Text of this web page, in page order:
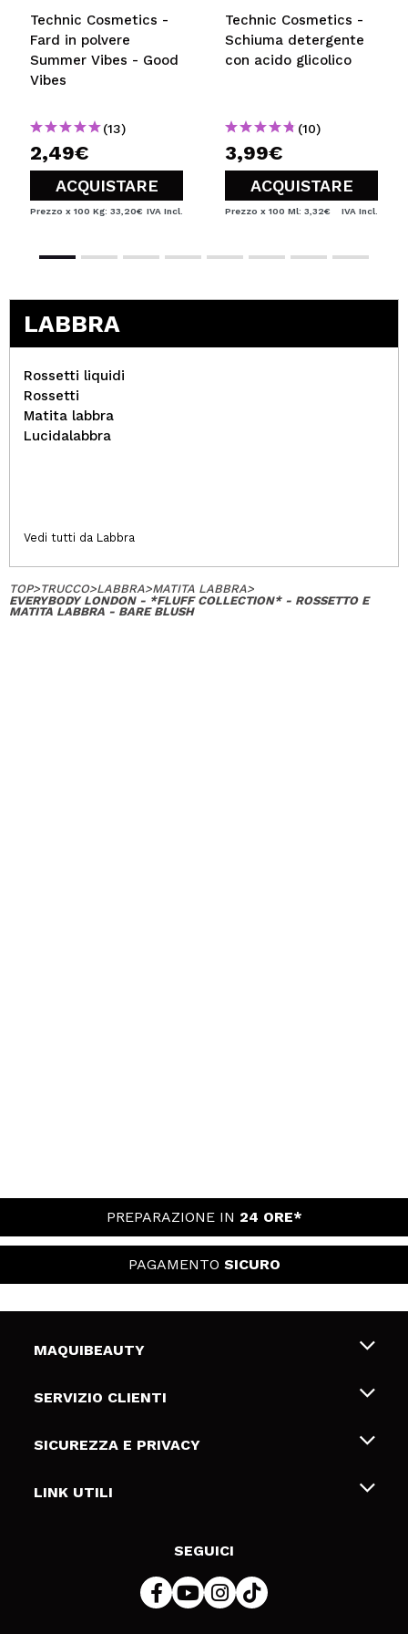
Technic Cosmetics -
Fard in polvere
Summer Vibes - Good
Vibes
(13)
2,49€
ACQUISTARE
Prezzo x 100 Kg: 33,20€ IVA Incl.
Technic Cosmetics -
Schiuma detergente
con acido glicolico
(10)
3,99€
ACQUISTARE
Prezzo x 100 Ml: 3,32€ IVA Incl.
LABBRA
Rossetti liquidi
Rossetti
Matita labbra
Lucidalabbra
Vedi tutti da Labbra
TOP>TRUCCO>LABBRA>MATITA LABBRA>
EVERYBODY LONDON - *FLUFF COLLECTION* - ROSSETTO E
MATITA LABBRA - BARE BLUSH
PREPARAZIONE IN 24 ORE*
PAGAMENTO SICURO
MAQUIBEAUTY
Chi siamo
Gift Cards
SERVIZIO CLIENTI
Spedizioni & Resi
Metodi di pagamamento
SICUREZZA E PRIVACY
Termini e condizioni
LINK UTILI
SEGUICI